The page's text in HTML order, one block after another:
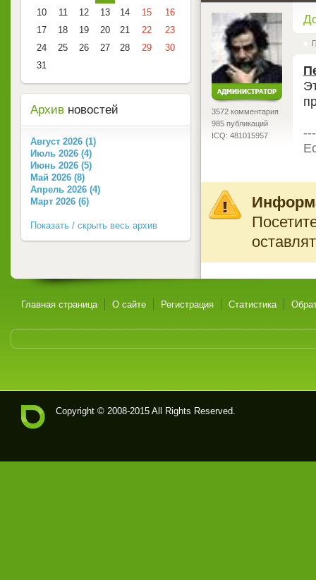
3572 комментария
985 публикаций
ICQ: 481015957
10
11 12 13 14 15
16
17
18 19 20 21 22
23
24
25 26 27 28 29
30
31
Архив новостей
Август 2026 (1)
Июль 2026 (4)
Июнь 2026 (5)
Май 2026 (8)
Апрель 2026 (4)
Март 2026 (6)
Показать / скрыть весь архив
Главная страница О сайте Регистрация Статистика
Copyright © 2008-2015 All Rights Reserved.